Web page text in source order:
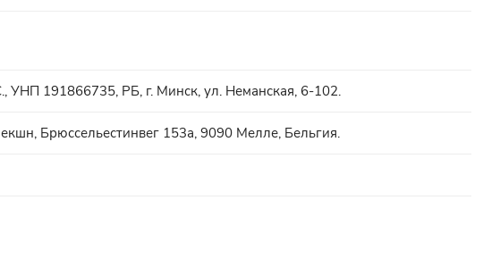
УНП 191866735, РБ, г. Минск, ул. Неманская, 6-102.
Брюссельестинвег 153а, 9090 Мелле, Бельгия.